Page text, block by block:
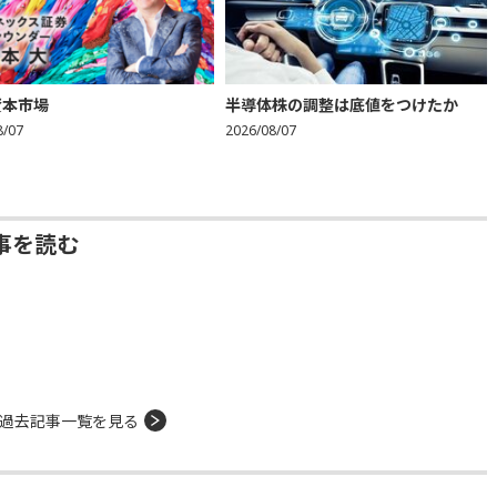
市場
07
半導体株の調整は底値をつけたか
2026/08/07
を読む
過去記事一覧を見る